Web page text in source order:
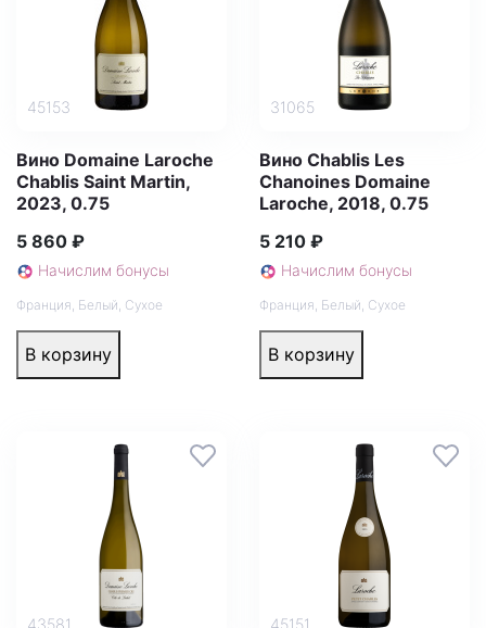
45153
Вино Domaine Laroche
Chablis Saint Martin,
2023, 0.75
5 860 ₽
Начислим бонусы
Франция Белый Сухое
В корзину
31065
Вино Chablis Les
Chanoines Domaine
Laroche, 2018, 0.75
5 210 ₽
Начислим бонусы
Франция Белый Сухое
В корзину
43581 45151